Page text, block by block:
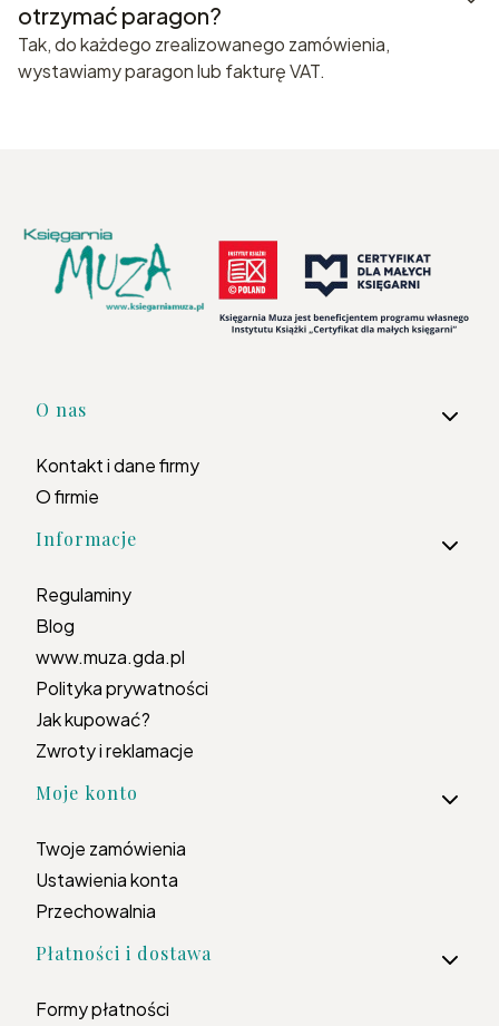
otrzymać paragon?
Tak, do każdego zrealizowanego zamówienia,
wystawiamy paragon lub fakturę VAT.
Linki w stopce
O nas
Kontakt i dane firmy
O firmie
Informacje
Regulaminy
Blog
www.muza.gda.pl
Polityka prywatności
Jak kupować?
Zwroty i reklamacje
Moje konto
Twoje zamówienia
Ustawienia konta
Przechowalnia
Płatności i dostawa
Formy płatności